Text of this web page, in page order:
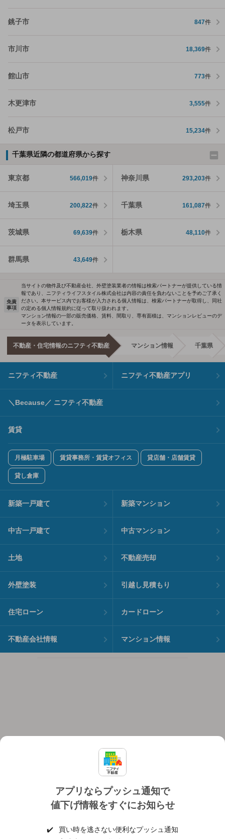
銚子市 847件
市川市 18,369件
館山市 773件
木更津市 3,555件
松戸市 15,234件
千葉県近隣の都道府県から探す
東京都 566,019件 神奈川県 293,203件
埼玉県 200,822件 千葉県 161,087件
茨城県 69,639件 栃木県 48,110件
群馬県 43,649件
アプリならプッシュ通知で
値下げ情報をすぐにお知らせ
✔️
買い時を逃さない便利なプッシュ通知
免責
事項
当サイトの物件及び不動産会社、外壁塗装業者の情報は検索パートナーが提供している情
報であり、ニフティライフスタイル株式会社は内容の責任を負わないことを予めご了承く
ださい。本サービス内でお客様が入力される個人情報は、検索パートナーが取得し、同社
の定める個人情報規約に従って取り扱われます。
マンション情報の一部の販売価格、賃料、間取り、専有面積は、マンションレビューのデ
ータを表示しています。
不動産・住宅情報のニフティ不動産 マンション情報 千葉県
ニフティ不動産 ニフティ不動産アプリ
＼Because／ ニフティ不動産
賃貸
月極駐車場 賃貸事務所・賃貸オフィス 貸店舗・店舗賃貸
貸し倉庫
新築一戸建て 新築マンション
中古一戸建て 中古マンション
土地 不動産売却
外壁塗装 引越し見積もり
住宅ローン カードローン
不動産会社情報 マンション情報
個人情報保護ポリシー 利用規約
ヘルプ・お問い合わせ 採用情報